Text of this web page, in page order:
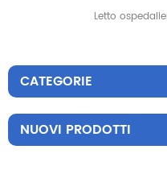
Letto
CATEGORIE
NUOVI PRODOTTI